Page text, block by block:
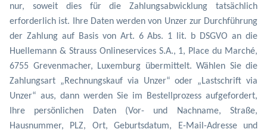
nur, soweit dies für die Zahlungsabwicklung tatsächlich
erforderlich ist. Ihre Daten werden von Unzer zur Durchführung
der Zahlung auf Basis von Art. 6 Abs. 1 lit. b DSGVO an die
Huellemann & Strauss Onlineservices S.A., 1, Place du Marché,
6755 Grevenmacher, Luxemburg übermittelt. Wählen Sie die
Zahlungsart „Rechnungskauf via Unzer“ oder „Lastschrift via
Unzer“ aus, dann werden Sie im Bestellprozess aufgefordert,
Ihre persönlichen Daten (Vor- und Nachname, Straße,
Hausnummer, PLZ, Ort, Geburtsdatum, E-Mail-Adresse und